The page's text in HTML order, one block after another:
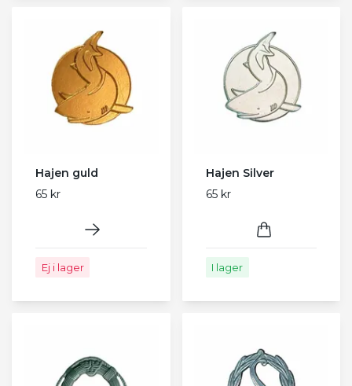
Hajen guld
65 kr
Ej i lager
Hajen Silver
65 kr
I lager